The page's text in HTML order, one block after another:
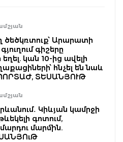
ծեծկռտուք՝ Արարատի
գիշերը
կան 10-ից ավելի
հնչել են նաև
ՏԵՍԱՆՅՈՒԹ
Կիևյան կամրջի
գոտում,
մարմին.